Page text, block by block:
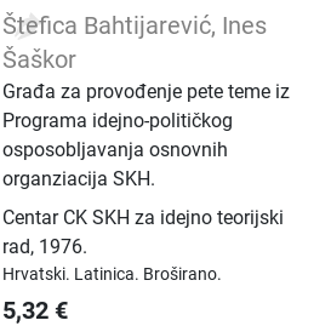
Štefica Bahtijarević, Ines
Šaškor
Građa za provođenje pete teme iz
Programa idejno-političkog
osposobljavanja osnovnih
organziacija SKH.
Centar CK SKH za idejno teorijski
rad, 1976.
Hrvatski. Latinica. Broširano.
5,32 €